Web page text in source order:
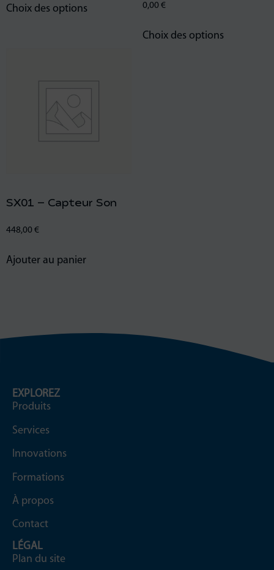
Choix des options 0,00 €
Choix des options
SX01 – Capteur Son
448,00 €
Ajouter au panier
EXPLOREZ
Produits
Services
Innovations
Formations
À propos
Contact
LÉGAL
Plan du site